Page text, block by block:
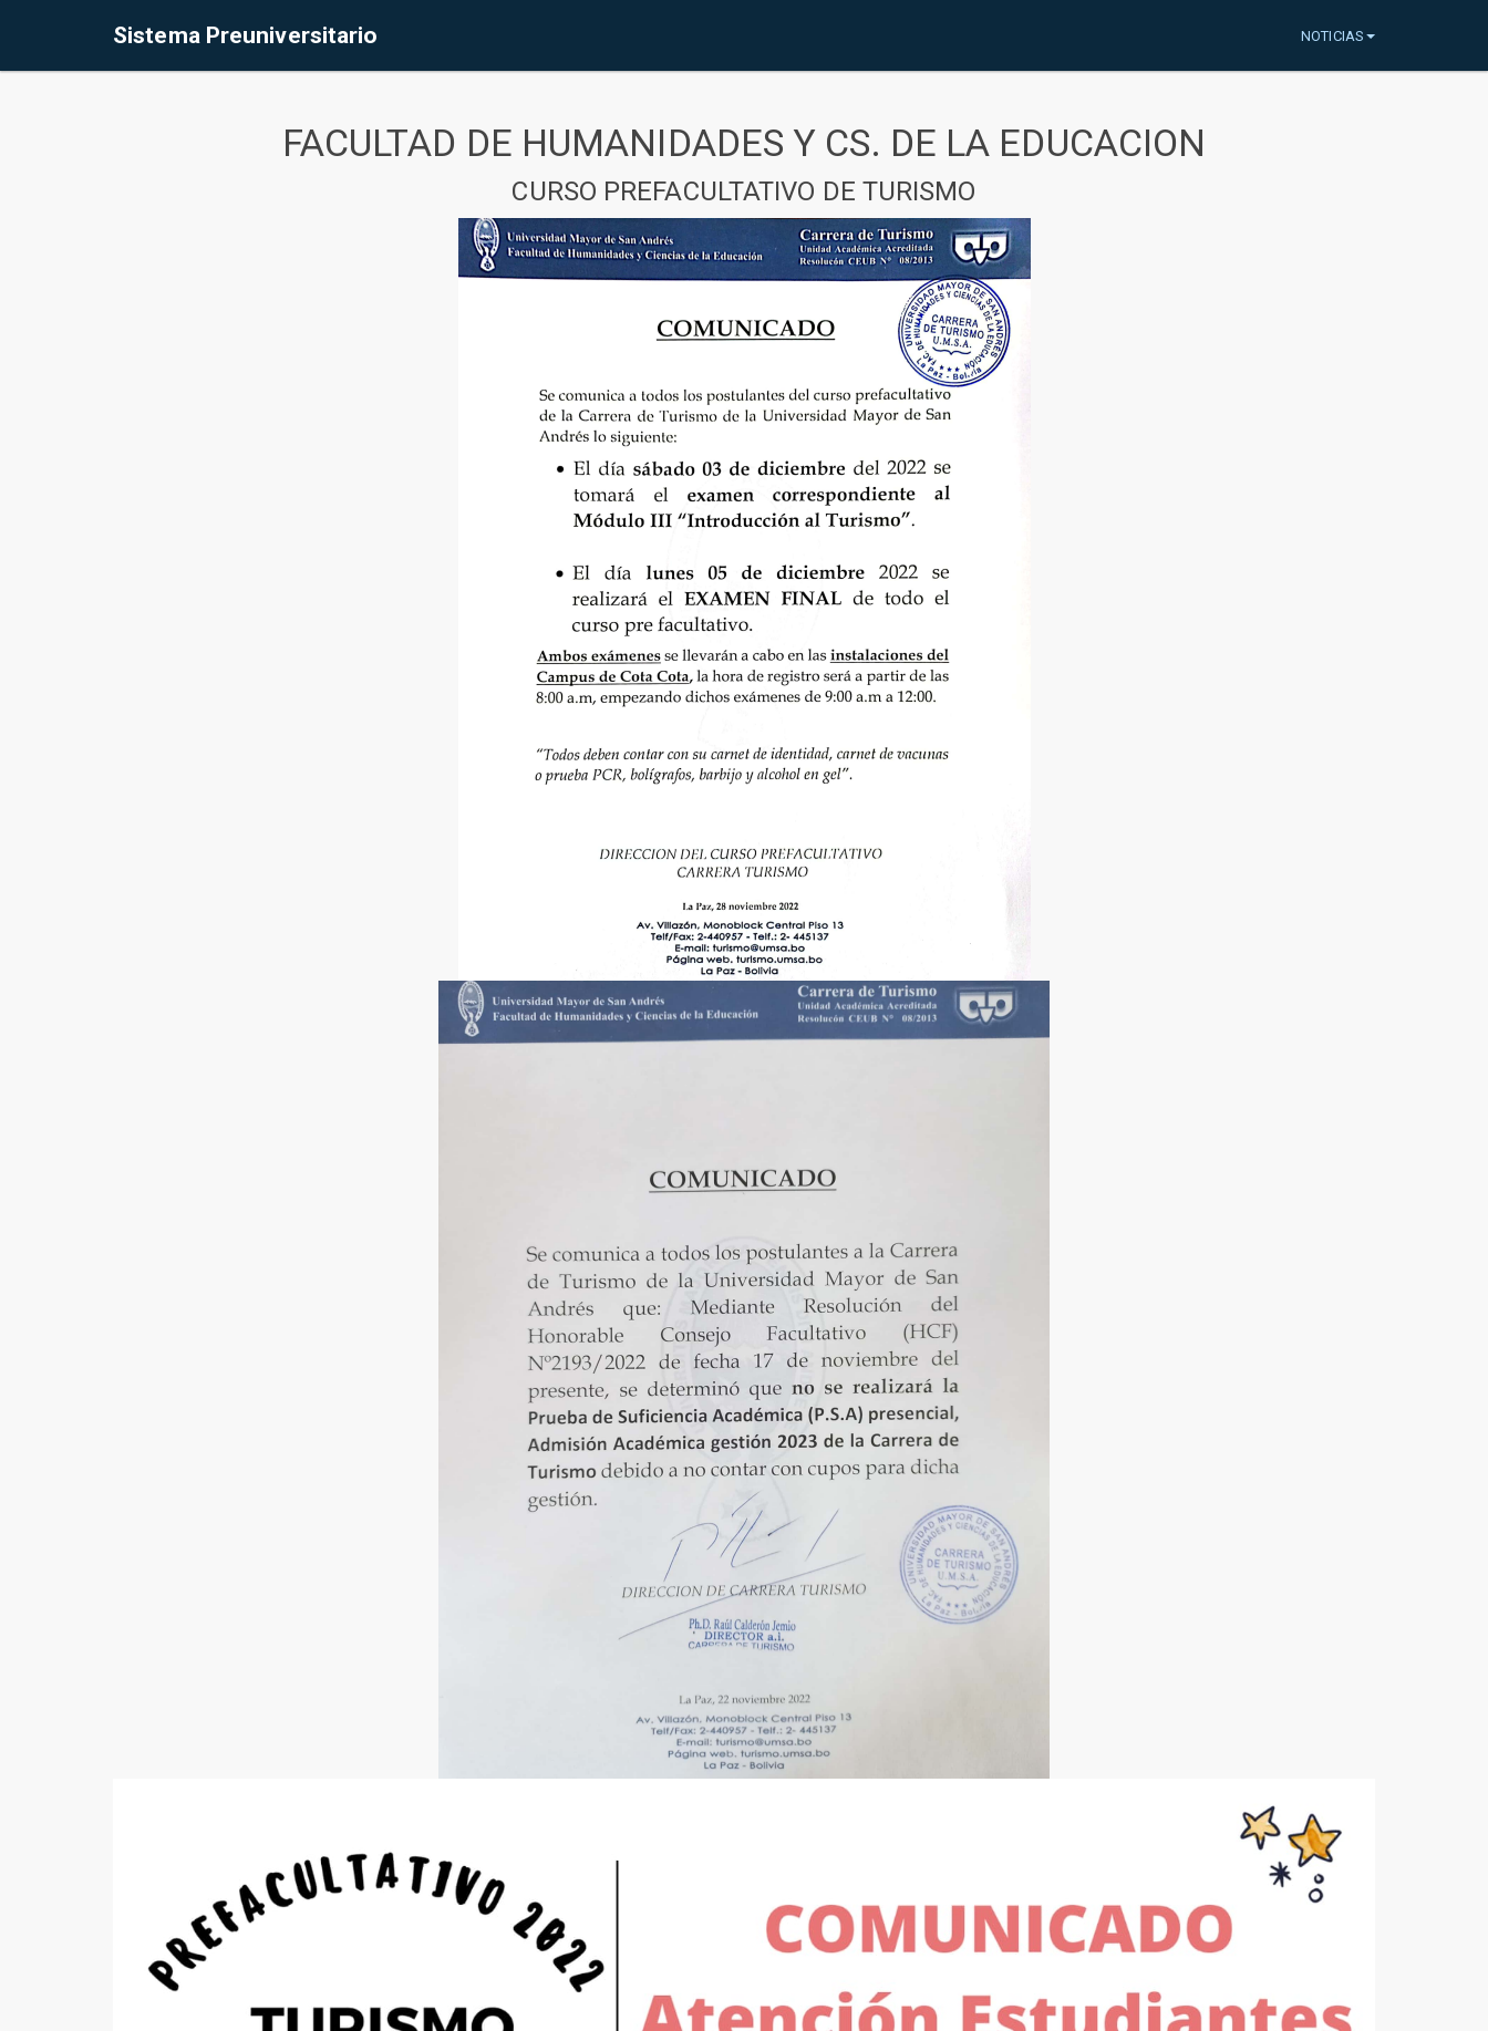
Sistema Preuniversitario NOTICIAS
FACULTAD DE HUMANIDADES Y CS. DE LA EDUCACION
CURSO PREFACULTATIVO DE TURISMO